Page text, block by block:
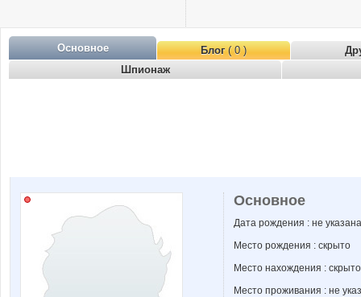
Основное Блог( 0 )
Шпионаж
Основное
Дата рождения : не указана
Место рождения : скрыто
Место нахождения : скрыто
Место проживания : не